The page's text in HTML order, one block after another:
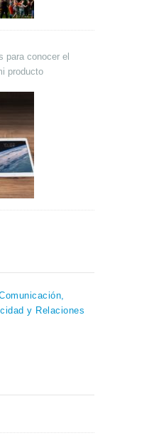
para conocer el
producto
y Relaciones